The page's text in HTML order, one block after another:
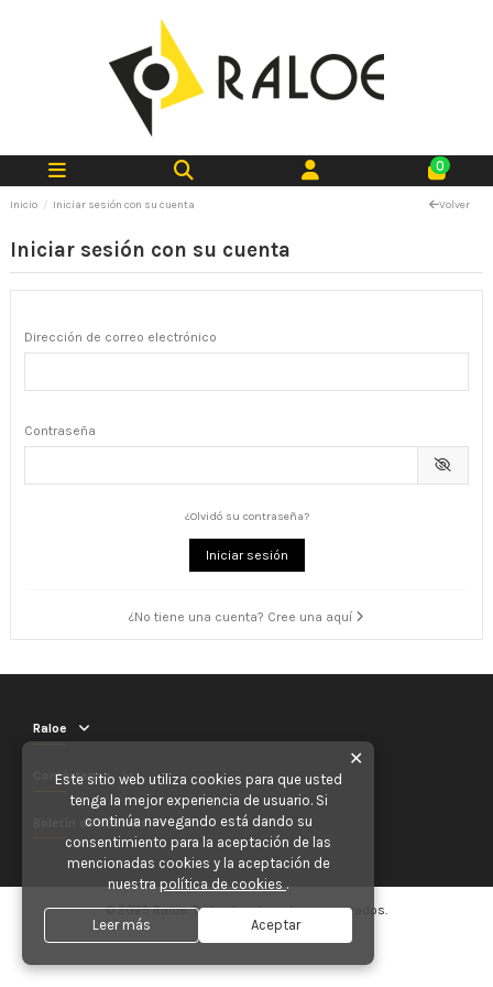
0
Inicio Iniciar sesión con su cuenta Volver
Iniciar sesión con su cuenta
Dirección de correo electrónico
Contraseña
¿Olvidó su contraseña?
Iniciar sesión
¿No tiene una cuenta? Cree una aquí
Raloe
Contáctenos
Boletín de noticias
© 2025 Raloe. Todos los derechos reservados.
✕
Este sitio web utiliza cookies para que usted
tenga la mejor experiencia de usuario. Si
continúa navegando está dando su
consentimiento para la aceptación de las
mencionadas cookies y la aceptación de
nuestra política de cookies .
Leer más Aceptar